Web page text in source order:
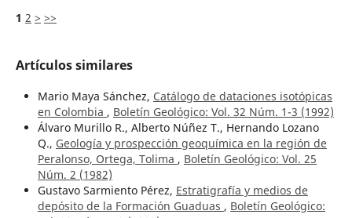
1 2 > >>
Artículos similares
Mario Maya Sánchez, Catálogo de dataciones isotópicas
en Colombia , Boletín Geológico: Vol. 32 Núm. 1-3 (1992)
Álvaro Murillo R., Alberto Núñez T., Hernando Lozano
Q., Geología y prospección geoquímica en la región de
Peralonso, Ortega, Tolima , Boletín Geológico: Vol. 25
Núm. 2 (1982)
Gustavo Sarmiento Pérez, Estratigrafía y medios de
depósito de la Formación Guaduas , Boletín Geológico: